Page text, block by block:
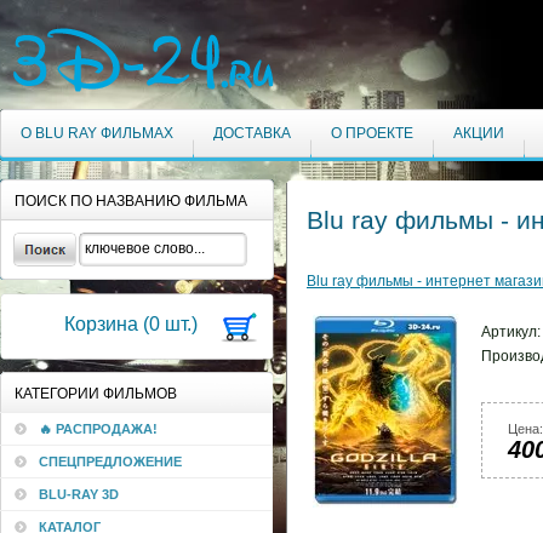
О BLU RAY ФИЛЬМАХ ДОСТАВКА О ПРОЕКТЕ АКЦИИ
ПОИСК ПО НАЗВАНИЮ ФИЛЬМА
Корзина (0 шт.)
КАТЕГОРИИ ФИЛЬМОВ
🔥 РАСПРОДАЖА!
СПЕЦПРЕДЛОЖЕНИЕ
BLU-RAY 3D
КАТАЛОГ
Blu ray фильмы -
Blu ray фильмы - интернет
Артикул:
Цена: